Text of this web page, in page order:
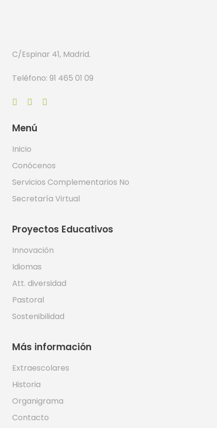
C/Espinar 41, Madrid.
Teléfono: 91 465 01 09
Menú
Inicio
Conócenos
Servicios Complementarios No
Secretaría Virtual
Proyectos Educativos
Innovación
Idiomas
Att. diversidad
Pastoral
Sostenibilidad
Más información
Extraescolares
Historia
Organigrama
Contacto